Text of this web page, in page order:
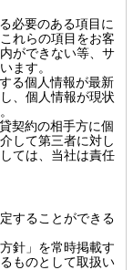
必要のある項目に
れらの項目をお客
ができない等、サ
ます。
る個人情報が最新
、個人情報が現状
契約の相手方に個
して第三者に対し
ては、当社は責任
することができる
針」を常時掲載す
ものとして取扱い